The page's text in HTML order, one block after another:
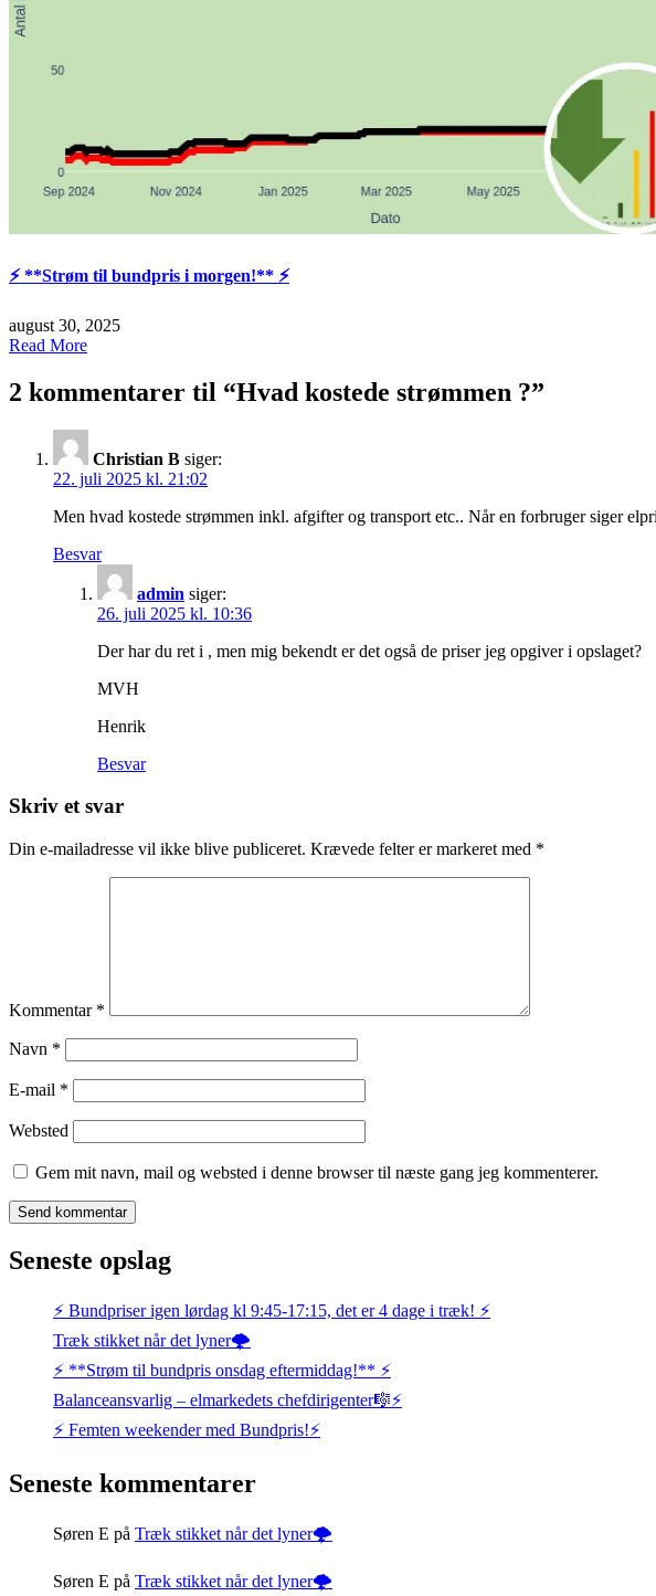
⚡️ **Strøm til bundpris i morgen!** ⚡️
august 30, 2025
Read More
2 kommentarer til “Hvad kostede strømmen ?”
Christian B siger:
22. juli 2025 kl. 21:02
Men hvad kostede strømmen inkl. afgifter og transport etc.. Når en forbruger siger
Besvar
admin siger:
26. juli 2025 kl. 10:36
Der har du ret i , men mig bekendt er det også de priser jeg opgiver i opslaget?
MVH
Henrik
Besvar
Skriv et svar
Din e-mailadresse vil ikke blive publiceret. Krævede felter er markeret med *
Kommentar *
Navn *
E-mail *
Websted
Gem mit navn, mail og websted i denne browser til næste gang jeg kommenterer.
Seneste opslag
⚡️ Bundpriser igen lørdag kl 9:45-17:15, det er 4 dage i træk! ⚡️
Træk stikket når det lyner🌩️
⚡️ **Strøm til bundpris onsdag eftermiddag!** ⚡️
Balanceansvarlig – elmarkedets chefdirigenter🎼⚡
⚡️ Femten weekender med Bundpris!⚡️
Seneste kommentarer
Søren E på Træk stikket når det lyner🌩️
Søren E på Træk stikket når det lyner🌩️